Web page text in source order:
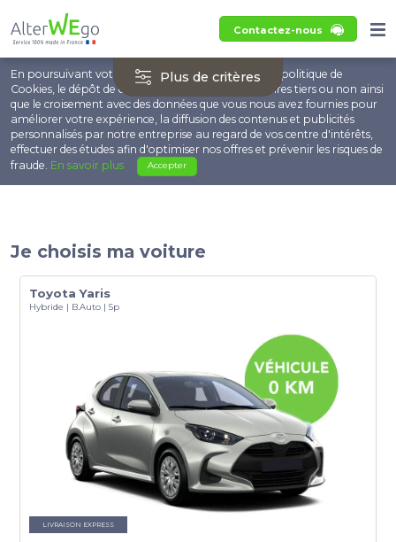
En poursuivant votre navigation, vous acceptez la politique de
Cookies, le dépôt de cookies et technologies similaires tiers ou non ainsi
que le croisement avec des données que vous nous avez fournies pour
améliorer votre expérience, la diffusion des contenus et publicités
personnalisés par notre entreprise au regard de vos centre d'intérêts,
effectuer des études afin d'optimiser nos offres et prévenir les risques de
fraude. En savoir plus Accepter
Contactez-nous
Plus de critères
Je choisis ma voiture
Toyota Yaris
Hybride | B.Auto | 5p
LIVRAISON EXPRESS